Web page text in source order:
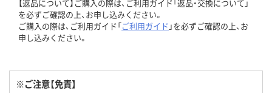
【返品について】ご購入の際は、ご利用ガイド「返品・交換について」
を必ずご確認の上、お申し込みください。
ご購入の際は、ご利用ガイド「ご利用ガイド 」を必ずご確認の上、お
申し込みください。
※ご注意【免責】